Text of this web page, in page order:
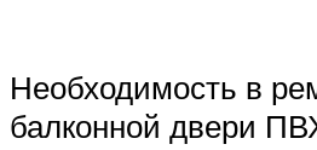
Необходимость в
балконной двери